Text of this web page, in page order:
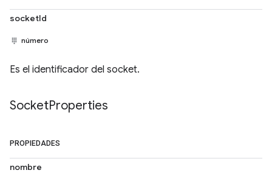
socketId
número
Es el identificador del socket.
SocketProperties
PROPIEDADES
nombre